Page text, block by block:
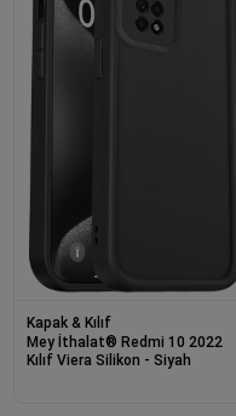
Kapak & Kılıf
Mey İthalat® Redmi 10 2022
Kılıf Viera Silikon - Siyah